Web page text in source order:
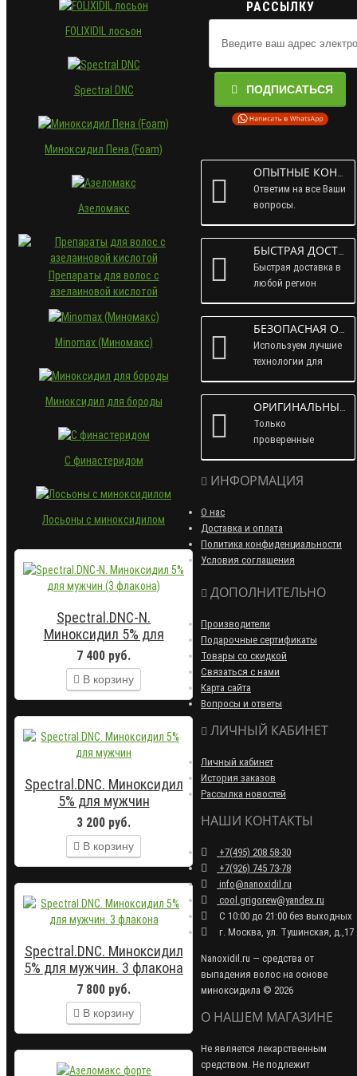
FOLIXIDIL лосьон
Spectral DNC
Миноксидил Пена (Foam)
Азеломакс
Препараты для волос с
азелаиновой кислотой
Minomax (Миномакс)
Миноксидил для бороды
С финастеридом
Лосьоны с миноксидилом
Spectral.DNC-N.
Миноксидил 5% для
мужчин (3 флакона)
7 400 руб.
В корзину
Spectral.DNC. Миноксидил
5% для мужчин
3 200 руб.
В корзину
Spectral.DNC. Миноксидил
5% для мужчин. 3 флакона
7 800 руб.
В корзину
РАССЫЛКУ
ПОДПИСАТЬСЯ
ОПЫТНЫЕ КОНСУЛЬТАНТЫ
Ответим на все Ваши
вопросы.
БЫСТРАЯ ДОСТАВКА
Быстрая доставка в
любой регион
БЕЗОПАСНАЯ ОПЛАТА
Используем лучшие
технологии для
ОРИГИНАЛЬНЫЕ ТОВАРЫ
Только
проверенные
производителей.
ИНФОРМАЦИЯ
О нас
Доставка и оплата
Политика конфиденциальности
Условия соглашения
ДОПОЛНИТЕЛЬНО
Производители
Подарочные сертификаты
Товары со скидкой
Связаться с нами
Карта сайта
Вопросы и ответы
ЛИЧНЫЙ КАБИНЕТ
Личный кабинет
История заказов
Рассылка новостей
НАШИ КОНТАКТЫ
+7(495) 208 58-30
+7(926) 745 73-78
info@nanoxidil.ru
cool.grigorew@yandex.ru
С 10:00 до 21:00 без выходных
г. Москва, ул. Тушинская, д.,17
Nanoxidil.ru — средства от
выпадения волос на основе
миноксидила © 2026
О НАШЕМ МАГАЗИНЕ
Не является лекарственным
средством. Не подлежит